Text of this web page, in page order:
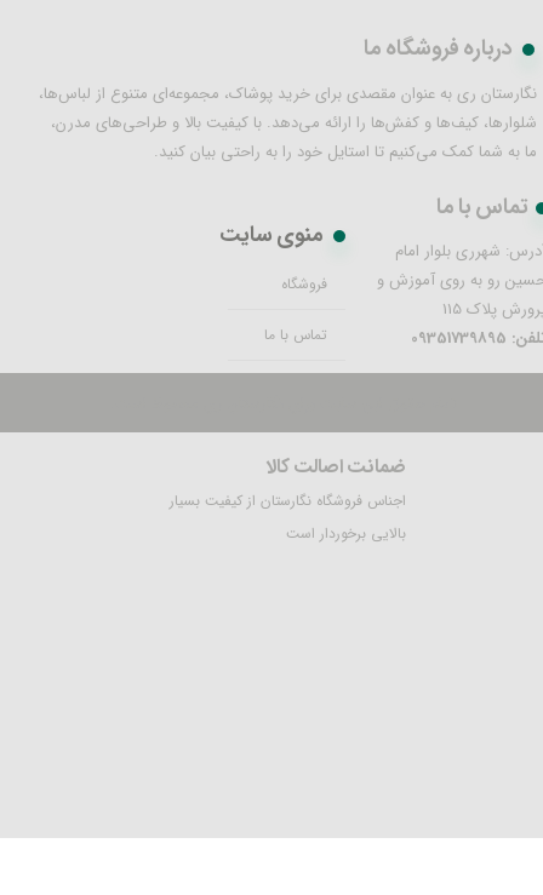
ضمانت اصالت کالا
اجناس فروشگاه نگارستان از کیفیت بسیار
بالایی برخوردار است
درباره فروشگاه ما
نگارستان ری به عنوان مقصدی برای خرید پوشاک، مجموعه‌ای متنوع از لباس‌ها،
شلوارها، کیف‌ها و کفش‌ها را ارائه می‌دهد. با کیفیت بالا و طراحی‌های مدرن،
ما به شما کمک می‌کنیم تا استایل خود را به راحتی بیان کنید.
تماس با ما
شهرری بلوار امام
رو به روی آموزش و
پلاک 115
09351739895
منوی سایت
فروشگاه
تماس با ما